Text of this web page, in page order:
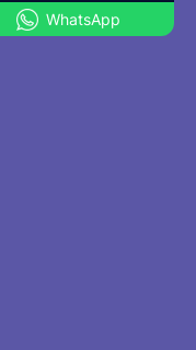
WhatsApp